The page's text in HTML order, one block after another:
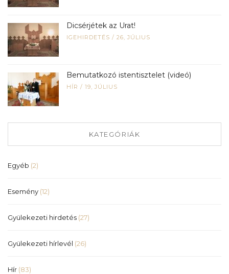
Dicsérjétek az Urat!
IGEHIRDETÉS / 26, JÚLIUS
Bemutatkozó istentisztelet (videó)
HÍR / 19, JÚLIUS
KATEGÓRIÁK
Egyéb (2)
Esemény (12)
Gyülekezeti hirdetés (27)
Gyülekezeti hírlevél (26)
Hír (83)